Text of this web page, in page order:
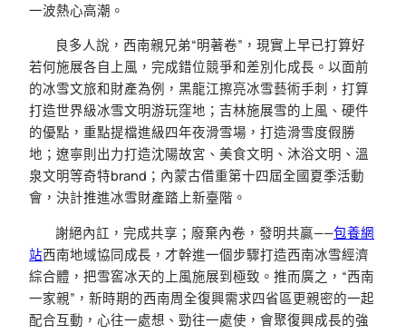
一波熱心高潮。
良多人說，西南親兄弟“明著卷”，現實上早已打算好
若何施展各自上風，完成錯位競爭和差別化成長。以面前
的冰雪文旅和財產為例，黑龍江擦亮冰雪藝術手刺，打算
打造世界級冰雪文明游玩窪地；吉林施展雪的上風、硬件
的優點，重點提檔進級四年夜滑雪場，打造滑雪度假勝
地；遼寧則出力打造沈陽故宮、美食文明、沐浴文明、溫
泉文明等奇特brand；內蒙古借重第十四屆全國夏季活動
會，決計推進冰雪財產踏上新臺階。
謝絕內訌，完成共享；廢棄內卷，發明共贏——包養網
站西南地域協同成長，才幹進一個步驟打造西南冰雪經濟
綜合體，把雪窖冰天的上風施展到極致。推而廣之，“西南
一家親”，新時期的西南周全復興需求四省區更親密的一起
配合互動，心往一處想、勁往一處使，會聚復興成長的強